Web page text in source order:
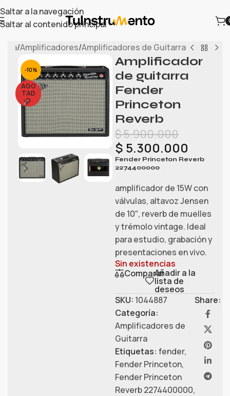
Saltar a la navegación
Saltar al contenido principal
/Amplificadores/Amplificadores de Guitarra
-10%
AGO
TAD
O
Amplificador
de guitarra
Fender
Princeton
Reverb
$5.900.000
$ 5.300.000
Fender Princeton Reverb
2274400000
amplificador de 15W con
válvulas, altavoz Jensen
de 10″, reverb de muelles
y trémolo vintage. Ideal
para estudio, grabación y
presentaciones en vivo.
Sin existencias
CompararAñadir a la
lista de
deseos
SKU: 1044887
Categoría:
Amplificadores de
Guitarra
Etiquetas: fender,
Fender Princeton,
Fender Princeton
Reverb 2274400000,
Share: